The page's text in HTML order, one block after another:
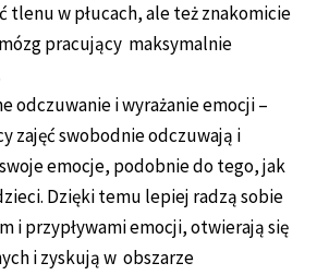
tlenu w płucach, ale też znakomicie
pracujący maksymalnie
odczuwanie i wyrażanie emocji –
zajęć swobodnie odczuwają i
emocje, podobnie do tego, jak
Dzięki temu lepiej radzą sobie
i przypływami emocji, otwierają się
i zyskują w obszarze